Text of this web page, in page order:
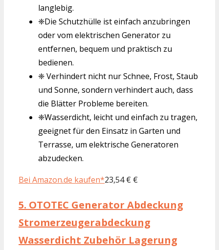
langlebig.
❈Die Schutzhülle ist einfach anzubringen
oder vom elektrischen Generator zu
entfernen, bequem und praktisch zu
bedienen.
❈ Verhindert nicht nur Schnee, Frost, Staub
und Sonne, sondern verhindert auch, dass
die Blätter Probleme bereiten.
❈Wasserdicht, leicht und einfach zu tragen,
geeignet für den Einsatz in Garten und
Terrasse, um elektrische Generatoren
abzudecken.
Bei Amazon.de kaufen*23,54 € €
5. OTOTEC Generator Abdeckung
Stromerzeugerabdeckung
Wasserdicht Zubehör Lagerung